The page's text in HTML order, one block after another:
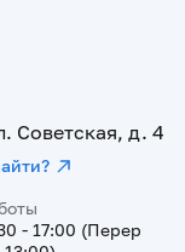
Советская, д. 4
- 17:00 (Перер